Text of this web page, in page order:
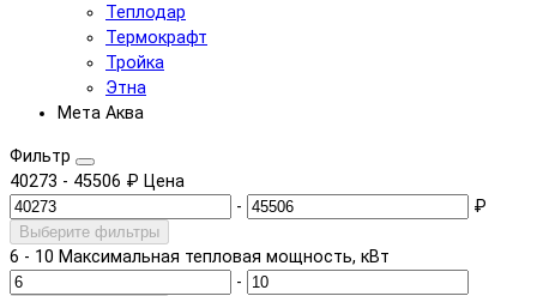
Теплодар
Термокрафт
Тройка
Этна
Мета Аква
Фильтр
40273 - 45506 ₽ Цена
-
₽
Выберите фильтры
6 - 10 Максимальная тепловая мощность, кВт
-